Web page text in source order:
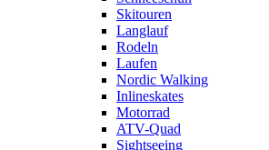
Skitouren
Langlauf
Rodeln
Laufen
Nordic Walking
Inlineskates
Motorrad
ATV-Quad
Sightseeing